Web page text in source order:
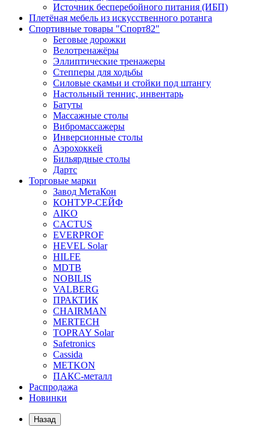
Источник бесперебойного питания (ИБП)
Плетёная мебель из искусственного ротанга
Спортивные товары "Спорт82"
Беговые дорожки
Велотренажёры
Эллиптические тренажеры
Степперы для ходьбы
Силовые скамьи и стойки под штангу
Настольный теннис, инвентарь
Батуты
Массажные столы
Вибромассажеры
Инверсионные столы
Аэрохоккей
Бильярдные столы
Дартс
Торговые марки
Завод МетаКон
КОНТУР-СЕЙФ
AIKO
CACTUS
EVERPROF
HEVEL Solar
HILFE
MDTB
NOBILIS
VALBERG
ПРАКТИК
CHAIRMAN
MERTECH
TOPRAY Solar
Safetronics
Cassida
METKON
ПАКС-металл
Распродажа
Новинки
Назад